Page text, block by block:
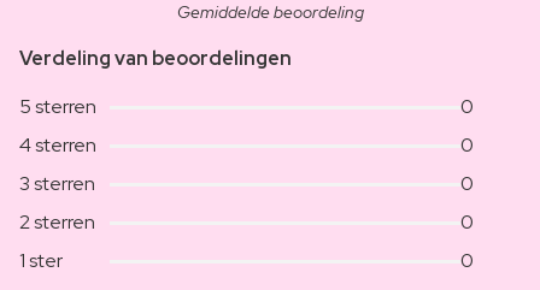
Gemiddelde beoordeling
Verdeling van beoordelingen
5 sterren
0
4 sterren
0
3 sterren
0
2 sterren
0
1 ster
0